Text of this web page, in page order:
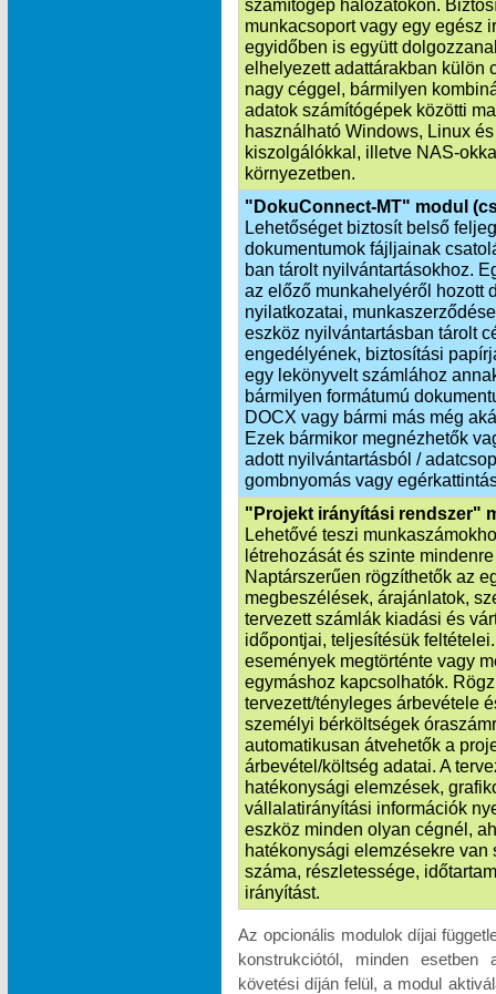
számítógép hálózatokon.
munkacsoport vagy egy egész
egyidőben is együtt
elhelyezett adattárakban külön
nagy céggel, bármilyen
adatok számítógépek közötti
használható Windows, Linux
kiszolgálókkal, illetve NAS-
környezetben.
"DokuConnect-MT" modul
Lehetőséget biztosít belső
dokumentumok fájljainak
ban tárolt nyilvántartásokhoz.
az előző munkahelyéről hozott
nyilatkozatai,
eszköz nyilvántartásban tárolt
engedélyének, biztosítási
egy lekönyvelt számlához
bármilyen formátumú
DOCX vagy bármi más még
Ezek bármikor megnézhetők
adott nyilvántartásból /
gombnyomás vagy
"Projekt irányítási rendszer"
Lehetővé teszi
létrehozását és szinte
Naptárszerűen rögzíthetők az
megbeszélések, árajánlatok,
tervezett számlák kiadási és
időpontjai, teljesítésük
események megtörténte vagy
egymáshoz kapcsolhatók.
tervezett/tényleges árbevétele
személyi bérköltségek
automatikusan átvehetők a
árbevétel/költség adatai. A
hatékonysági elemzések,
vállalatirányítási információk
eszköz minden olyan cégnél,
hatékonysági elemzésekre van
száma, részletessége,
irányítást.
Az opcionális modulok díjai
konstrukciótól, minden
követési díján felül, a modul